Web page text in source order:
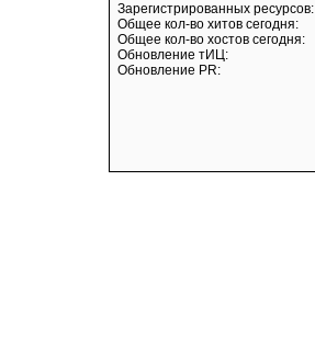
Зарегистрированных ресурсов:
Общее кол-во хитов сегодня:
Общее кол-во хостов сегодня:
Обновление тИЦ:
Обновление PR: